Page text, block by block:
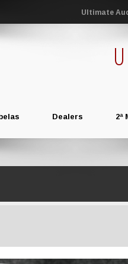
Ultimate
Dealers 2ª